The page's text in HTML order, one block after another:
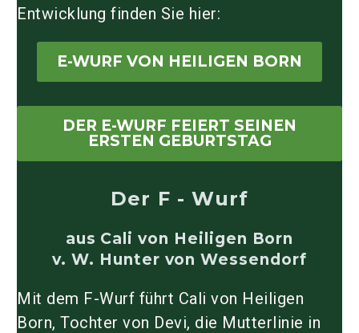
Entwicklung finden Sie hier:
E-WURF VON HEILIGEN BORN
DER E-WURF FEIERT SEINEN
ERSTEN GEBURTSTAG
Der F - Wurf
aus Cali von Heiligen Born
v. W. Hunter von Wessendorf
Mit dem F-Wurf führt Cali von Heiligen
Born, Tochter von Devi, die Mutterlinie in